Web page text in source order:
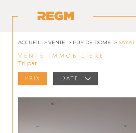
ACCUEIL VENTE PUY DE DOME SAYAT
Vente immobilière
Tri par
Prix Date